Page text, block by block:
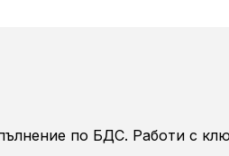
по БДС. Работи с